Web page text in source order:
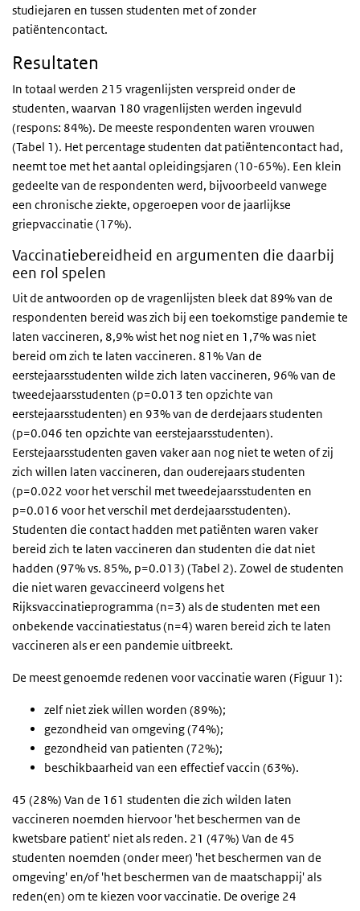
studiejaren en tussen studenten met of zonder
patiëntencontact.
Resultaten
In totaal werden 215 vragenlijsten verspreid onder de
studenten, waarvan 180 vragenlijsten werden ingevuld
(respons: 84%). De meeste respondenten waren vrouwen
(Tabel 1). Het percentage studenten dat patiëntencontact had,
neemt toe met het aantal opleidingsjaren (10-65%). Een klein
gedeelte van de respondenten werd, bijvoorbeeld vanwege
een chronische ziekte, opgeroepen voor de jaarlijkse
griepvaccinatie (17%).
Vaccinatiebereidheid en argumenten die daarbij
een rol spelen
Uit de antwoorden op de vragenlijsten bleek dat 89% van de
respondenten bereid was zich bij een toekomstige pandemie te
laten vaccineren, 8,9% wist het nog niet en 1,7% was niet
bereid om zich te laten vaccineren. 81% Van de
eerstejaarsstudenten wilde zich laten vaccineren, 96% van de
tweedejaarsstudenten (p=0.013 ten opzichte van
eerstejaarsstudenten) en 93% van de derdejaars studenten
(p=0.046 ten opzichte van eerstejaarsstudenten).
Eerstejaarsstudenten gaven vaker aan nog niet te weten of zij
zich willen laten vaccineren, dan ouderejaars studenten
(p=0.022 voor het verschil met tweedejaarsstudenten en
p=0.016 voor het verschil met derdejaarsstudenten).
Studenten die contact hadden met patiënten waren vaker
bereid zich te laten vaccineren dan studenten die dat niet
hadden (97% vs. 85%, p=0.013) (Tabel 2). Zowel de studenten
die niet waren gevaccineerd volgens het
Rijksvaccinatieprogramma (n=3) als de studenten met een
onbekende vaccinatiestatus (n=4) waren bereid zich te laten
vaccineren als er een pandemie uitbreekt.
De meest genoemde redenen voor vaccinatie waren (Figuur 1):
zelf niet ziek willen worden (89%);
gezondheid van omgeving (74%);
gezondheid van patienten (72%);
beschikbaarheid van een effectief vaccin (63%).
45 (28%) Van de 161 studenten die zich wilden laten
vaccineren noemden hiervoor 'het beschermen van de
kwetsbare patient' niet als reden. 21 (47%) Van de 45
studenten noemden (onder meer) 'het beschermen van de
omgeving' en/of 'het beschermen van de maatschappij' als
reden(en) om te kiezen voor vaccinatie. De overige 24